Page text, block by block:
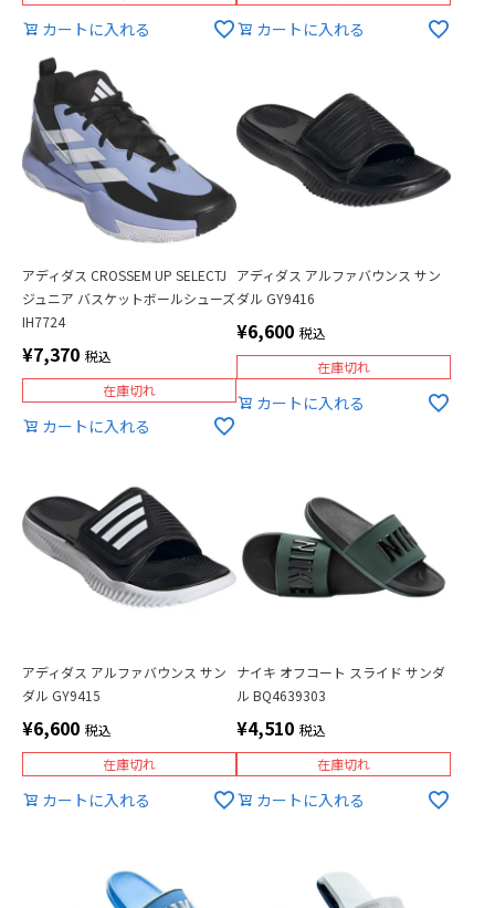
カートに入れる カートに入れる
アディダス CROSSEM UP SELECTJ
ジュニア バスケットボールシューズ
IH7724
¥7,370 税込
在庫切れ
カートに入れる
アディダス アルファバウンス サン
ダル GY9416
¥6,600 税込
在庫切れ
カートに入れる
アディダス アルファバウンス サン
ダル GY9415
¥6,600 税込
在庫切れ
カートに入れる
ナイキ オフコート スライド サンダ
ル BQ4639303
¥4,510 税込
在庫切れ
カートに入れる